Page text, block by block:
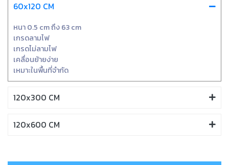
60x120 CM
หนา 0.5 cm ถึง 63 cm
เกรดลามไฟ
เกรดไม่ลามไฟ
เคลื่อนย้ายง่าย
เหมาะในพื้นที่จำกัด
120x300 CM
120x600 CM